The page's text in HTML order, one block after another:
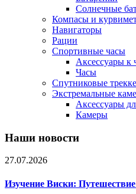
Солнечные
Компасы и
Навигаторы
Рации
Спортивные часы
Аксессуары к
Часы
Спутниковые
Экстремальные
Аксессуары
Камеры
Наши новости
27.07.2026
Изучение Виски: